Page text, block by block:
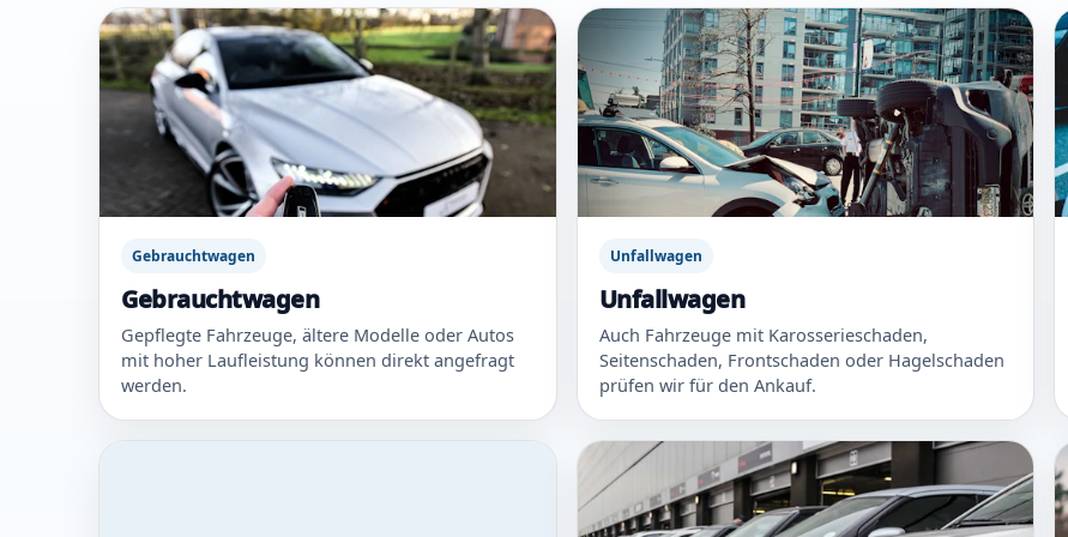
Gebrauchtwagen
Gebrauchtwagen
Gepflegte Fahrzeuge, ältere Modelle oder Autos
mit hoher Laufleistung können direkt angefragt
werden.
Unfallwagen
Unfallwagen
Auch Fahrzeuge mit Karosserieschaden,
Seitenschaden, Frontschaden oder Hagelschaden
prüfen wir für den Ankauf.